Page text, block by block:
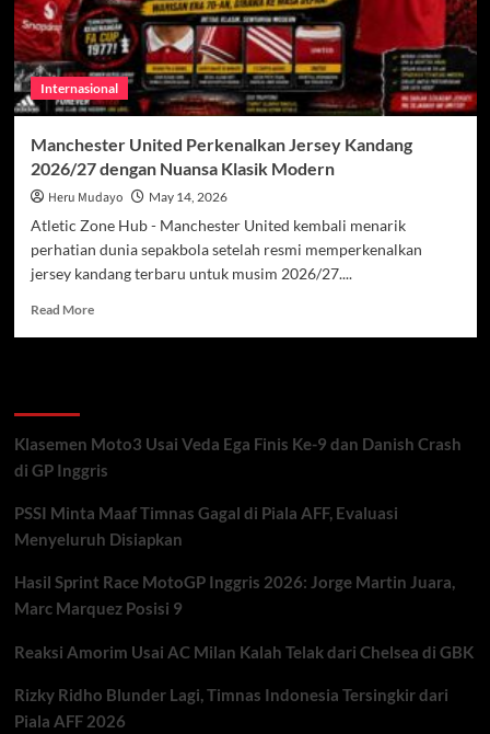
Internasional
Manchester United Perkenalkan Jersey Kandang
2026/27 dengan Nuansa Klasik Modern
Heru Mudayo May 14, 2026
Atletic Zone Hub - Manchester United kembali menarik
perhatian dunia sepakbola setelah resmi memperkenalkan
jersey kandang terbaru untuk musim 2026/27....
Read MoreRead
Kandang
2026/27
Nuansa
Klasik
Klasemen Moto3 Usai Veda Ega Finis Ke-9 dan Danish Crash
di GP Inggris
PSSI Minta Maaf Timnas Gagal di Piala AFF, Evaluasi
Menyeluruh Disiapkan
Hasil Sprint Race MotoGP Inggris 2026: Jorge Martin Juara,
Marc Marquez Posisi 9
Reaksi Amorim Usai AC Milan Kalah Telak dari Chelsea di GBK
Rizky Ridho Blunder Lagi, Timnas Indonesia Tersingkir dari
Piala AFF 2026